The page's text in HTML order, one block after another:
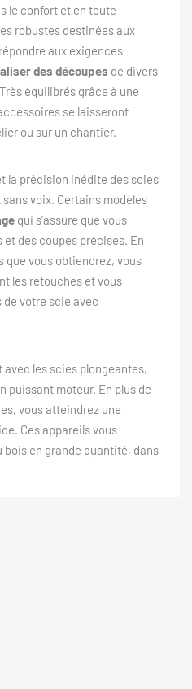
le confort et en toute
robustes destinées aux
aux exigences
des découpes de divers
équilibrés grâce à une
se laisseront
ou sur un chantier.
la précision inédite des scies
voix. Certains modèles
qui s’assure que vous
des coupes précises. En
que vous obtiendrez, vous
les retouches et vous
de votre scie avec
les scies plongeantes,
puissant moteur. En plus de
vous atteindrez une
Ces appareils vous
en grande quantité, dans